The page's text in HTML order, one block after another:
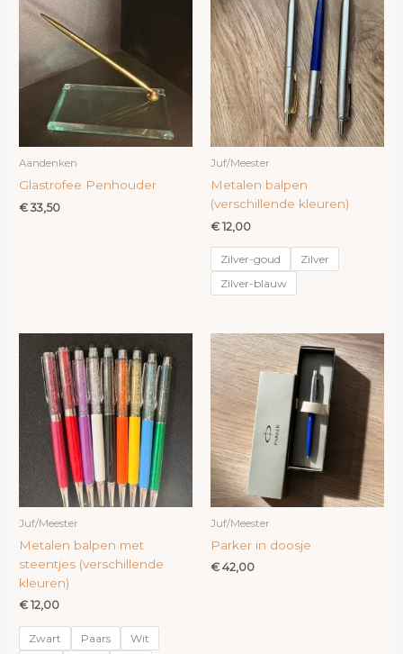
Aandenken
Glastrofee Penhouder
€33,50
Juf/Meester
Metalen balpen
(verschillende kleuren)
€ 12,00
Zilver-goud
Zilver
Zilver-blauw
Juf/Meester
Metalen balpen met
steentjes (verschillende
kleuren)
€ 12,00
Zwart Paars
Wit
Juf/Meester
Parker in doosje
€ 42,00